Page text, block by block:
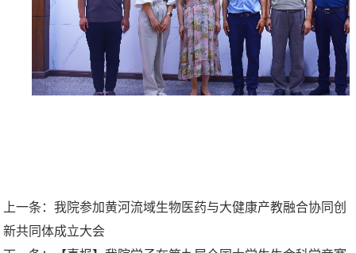
上一条：我院参加黄河流域生物医药与大健康产教融合协同创
新共同体成立大会